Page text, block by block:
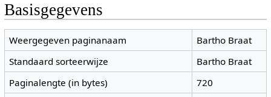
Basisgegevens
Weergegeven paginanaam
Bartho Braat
Standaard sorteerwijze
Bartho Braat
Paginalengte (in bytes)
720